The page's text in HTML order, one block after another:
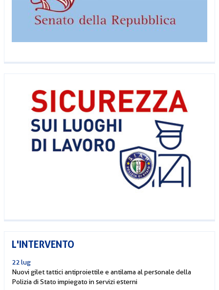
L'INTERVENTO
22 lug
Nuovi gilet tattici antiproiettile e antilama al personale della
Polizia di Stato impiegato in servizi esterni